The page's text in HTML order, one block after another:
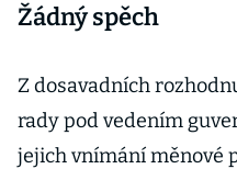
Žádný spěch
Z dosavadních
rady pod vedením
jejich vnímání měnové